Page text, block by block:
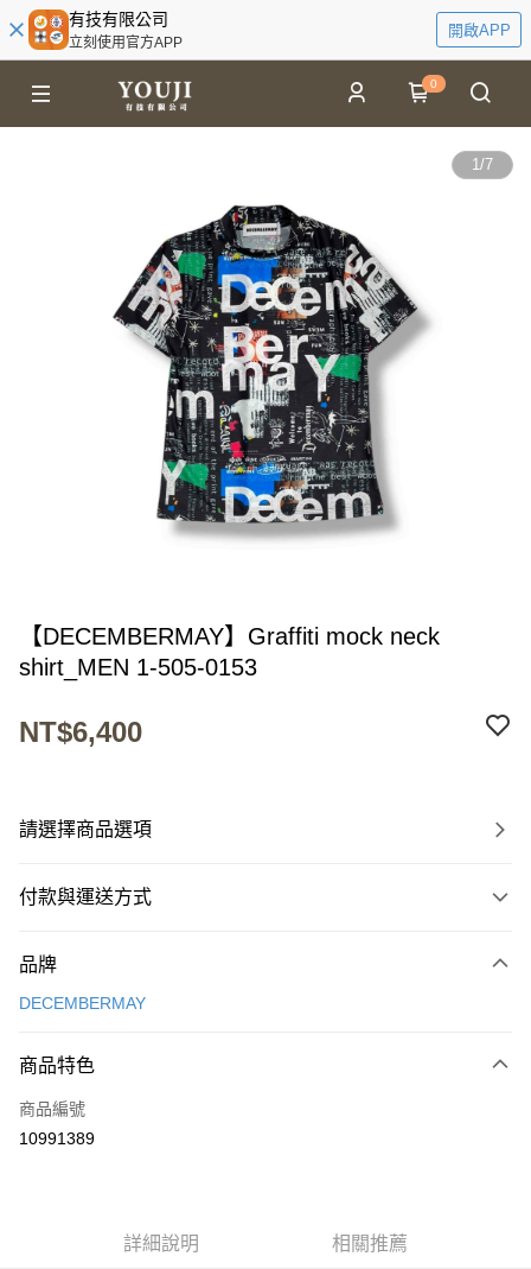
有技有限公司
立刻使用官方APP
開啟APP
0
1/7
【DECEMBERMAY】Graffiti mock neck
shirt_MEN 1-505-0153
NT$6,400
請選擇商品選項
付款與運送方式
信用卡一次付款
LINE Pay
Apple Pay
品牌
DECEMBERMAY
商品特色
商品編號
10991389
詳細說明 相關推薦